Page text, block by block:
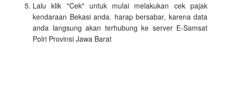
Lalu klik "Cek" untuk mulai melakukan cek pajak
kendaraan Bekasi anda. harap bersabar, karena data
anda langsung akan terhubung ke server E-Samsat
Polri Provinsi Jawa Barat